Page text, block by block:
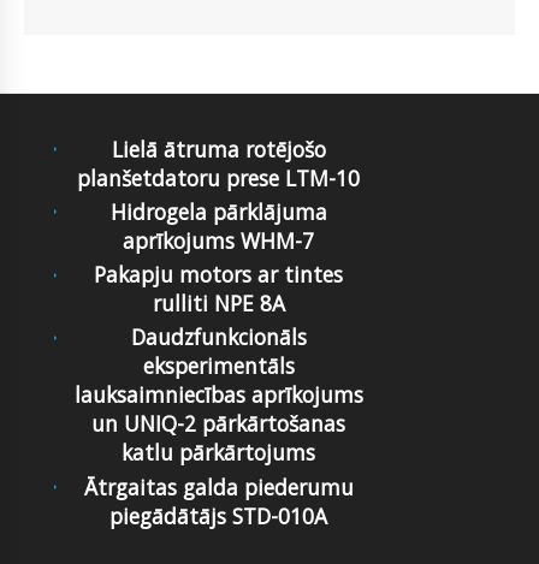
Lielā ātruma rotējošo
planšetdatoru prese LTM-10
Hidrogela pārklājuma
aprīkojums WHM-7
Pakapju motors ar tintes
rulliti NPE 8A
Daudzfunkcionāls
eksperimentāls
lauksaimniecības aprīkojums
un UNIQ-2 pārkārtošanas
katlu pārkārtojums
Ātrgaitas galda piederumu
piegādātājs STD-010A